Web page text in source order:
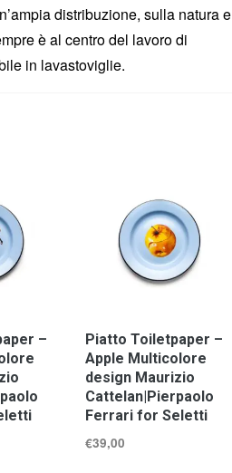
distribuzione, sulla natura e
è al centro del lavoro di
in lavastoviglie.
–
Piatto Toiletpaper –
Apple Multicolore
design Maurizio
Cattelan|Pierpaolo
Ferrari for Seletti
€39,00